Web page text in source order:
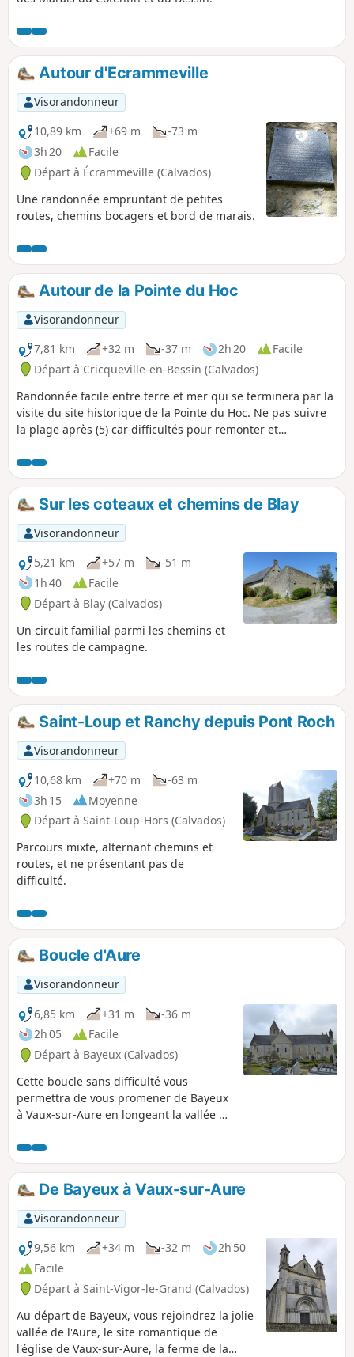
Autour d'Ecrammeville
Visorandonneur
10,89 km
+69 m
-73 m
3h 20
Facile
Départ à Écrammeville (Calvados)
Une randonnée empruntant de petites
routes, chemins bocagers et bord de marais.
Autour de la Pointe du Hoc
Visorandonneur
7,81 km
+32 m -37 m 2h 20
Facile
Départ à Cricqueville-en-Bessin (Calvados)
Randonnée facile entre terre et mer qui se terminera par la
visite du site historique de la Pointe du Hoc. Ne pas suivre
la plage après (5) car difficultés pour remonter et
Sur les coteaux et chemins de Blay
Visorandonneur
5,21 km
+57 m
-51 m
1h 40
Facile
Départ à Blay (Calvados)
Un circuit familial parmi les chemins et
les routes de campagne.
Saint-Loup et Ranchy depuis Pont Roch
Visorandonneur
10,68 km
+70 m
-63 m
3h 15
Moyenne
Départ à Saint-Loup-Hors (Calvados)
Parcours mixte, alternant chemins et
routes, et ne présentant pas de
difficulté.
Boucle d'Aure
Visorandonneur
6,85 km
+31 m
-36 m
2h 05
Facile
Départ à Bayeux (Calvados)
Cette boucle sans difficulté vous
permettra de vous promener de Bayeux
à Vaux-sur-Aure en longeant la vallée de
reposants aux portes de Bayeux. Très
peu de marche sur route.
De Bayeux à Vaux-sur-Aure
Visorandonneur
9,56 km
+34 m -32 m
2h 50
Facile
Départ à Saint-Vigor-le-Grand (Calvados)
Au départ de Bayeux, vous rejoindrez la jolie
vallée de l'Aure, le site romantique de
l'église de Vaux-sur-Aure, la ferme de la